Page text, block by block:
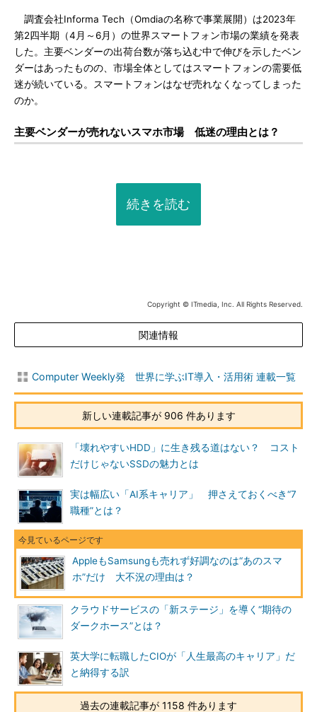
調査会社Informa Tech（Omdiaの名称で事業展開）は2023年
第2四半期（4月～6月）の世界スマートフォン市場の業績を発表
した。主要ベンダーの出荷台数が落ち込む中で伸びを示したベン
ダーはあったものの、市場全体としてはスマートフォンの需要低
迷が続いている。スマートフォンはなぜ売れなくなってしまった
のか。
主要ベンダーが売れないスマホ市場 低迷の理由とは？
続きを読む
Copyright © ITmedia, Inc. All Rights Reserved.
関連情報
Computer Weekly発 世界に学ぶIT導入・活用術 連載一覧
新しい連載記事が 906 件あります
「壊れやすいHDD」に生き残る道はない？ コスト
だけじゃないSSDの魅力とは
実は幅広い「AI系キャリア」 押さえておくべき“7
職種”とは？
AppleもSamsungも売れず好調なのは“あのスマ
ホ”だけ 大不況の理由は？
クラウドサービスの「新ステージ」を導く“期待の
ダークホース”とは？
英大学に転職したCIOが「人生最高のキャリア」だ
と納得する訳
過去の連載記事が 1158 件あります